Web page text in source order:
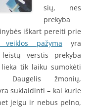
sių, nes
prekyba
iškart pereiti prie
veiklos pažyma yra
verstis prekyba
tik laiku sumokėti
Daugelis žmonių,
suklaidinti – kai kurie
jeigu ir nebus pelno,